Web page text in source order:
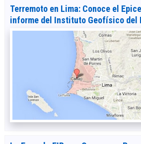
Terremoto en Lima: Conoce el
informe del Instituto Geofísico del